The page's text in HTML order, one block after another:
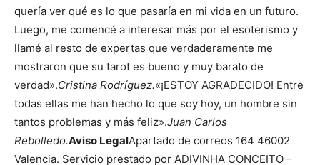
quería ver qué es lo que pasaría en mi vida en un futuro.
Luego, me comencé a interesar más por el esoterismo y
llamé al resto de expertas que verdaderamente me
mostraron que su tarot es bueno y muy barato de
verdad».Cristina Rodríguez.«¡ESTOY AGRADECIDO! Entre
todas ellas me han hecho lo que soy hoy, un hombre sin
tantos problemas y más feliz».Juan Carlos
Rebolledo.Aviso LegalApartado de correos 164 46002
Valencia. Servicio prestado por ADIVINHA CONCEITO –